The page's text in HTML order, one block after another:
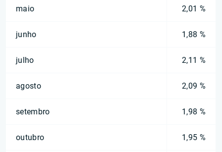
maio 2,01 %
junho 1,88 %
julho 2,11 %
agosto 2,09 %
setembro 1,98 %
outubro 1,95 %